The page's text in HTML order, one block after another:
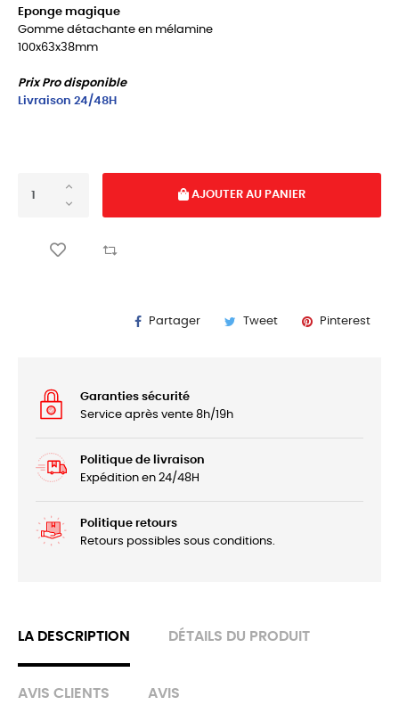
Eponge magique
Gomme détachante en mélamine
100x63x38mm
Prix Pro disponible
Livraison 24/48H
AJOUTER AU PANIER
Partager Tweet Pinterest
Garanties sécurité
Service après vente 8h/19h
Politique de livraison
Expédition en 24/48H
Politique retours
Retours possibles sous conditions.
LA DESCRIPTION DÉTAILS DU PRODUIT
AVIS CLIENTS AVIS